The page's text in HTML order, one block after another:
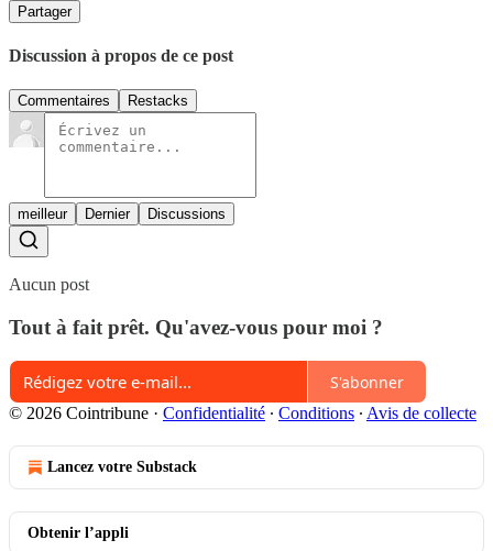
Partager
Discussion à propos de ce post
Commentaires Restacks
meilleur Dernier Discussions
Aucun post
Tout à fait prêt. Qu'avez-vous pour moi ?
S'abonner
© 2026 Cointribune · Confidentialité ∙ Conditions ∙ Avis de collecte
Lancez votre Substack
Obtenir l’appli